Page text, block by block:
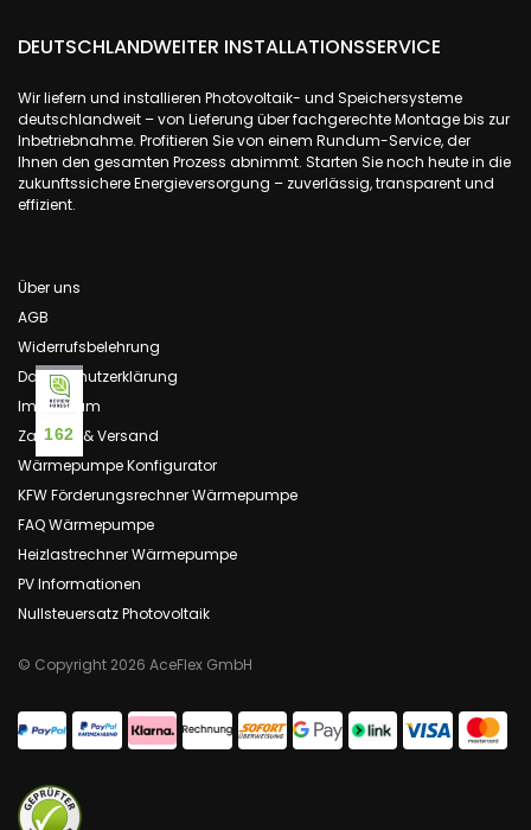
DEUTSCHLANDWEITER INSTALLATIONSSERVICE
Wir liefern und installieren Photovoltaik- und Speichersysteme
deutschlandweit – von Lieferung über fachgerechte Montage bis zur
Inbetriebnahme. Profitieren Sie von einem Rundum-Service, der
Ihnen den gesamten Prozess abnimmt. Starten Sie noch heute in die
zukunftssichere Energieversorgung – zuverlässig, transparent und
effizient.
Über uns
AGB
Widerrufsbelehrung
Datenschutzerklärung
Impressum
Zahlung & Versand
Wärmepumpe Konfigurator
KFW Förderungsrechner Wärmepumpe
FAQ Wärmepumpe
Heizlastrechner Wärmepumpe
PV Informationen
Nullsteuersatz Photovoltaik
© Copyright 2026 AceFlex GmbH
162